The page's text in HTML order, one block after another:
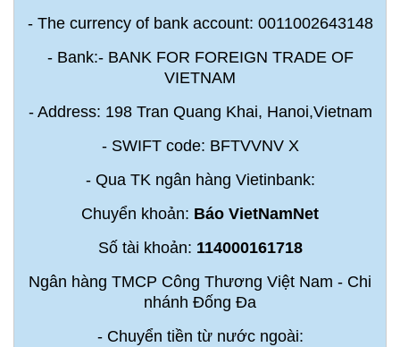
- The currency of bank account: 0011002643148
- Bank:- BANK FOR FOREIGN TRADE OF
VIETNAM
- Address: 198 Tran Quang Khai, Hanoi,Vietnam
- SWIFT code: BFTVVNV X
- Qua TK ngân hàng Vietinbank:
Chuyển khoản: Báo VietNamNet
Số tài khoản: 114000161718
Ngân hàng TMCP Công Thương Việt Nam - Chi
nhánh Đống Đa
- Chuyển tiền từ nước ngoài: